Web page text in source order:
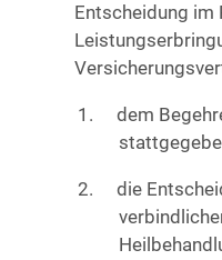
Entscheidung im
dem
die